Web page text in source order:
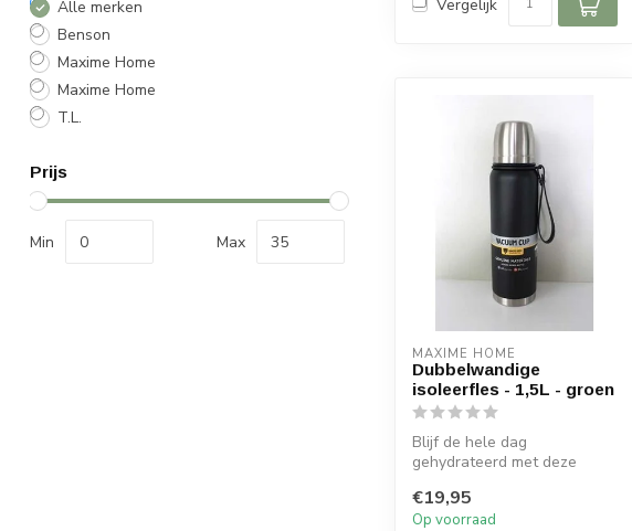
Alle merken
Benson
Maxime Home
Maxime Home
T.L.
Prijs
Min Max
Vergelijk
MAXIME HOME
Dubbelwandige
isoleerfles - 1,5L - groen
Blijf de hele dag
gehydrateerd met deze
fles van 1.5L. H...
€19,95
Op voorraad